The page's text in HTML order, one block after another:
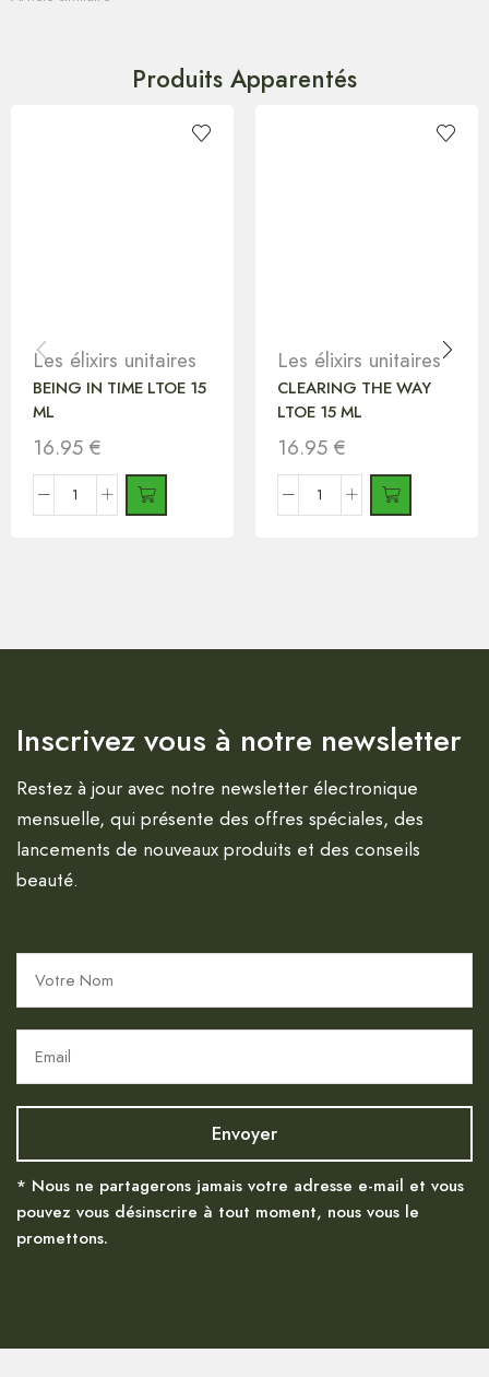
Produits Apparentés
Les élixirs unitaires
BEING IN TIME LTOE 15
ML
16.95 €
Les élixirs unitaires
CLEARING THE WAY
LTOE 15 ML
16.95 €
Inscrivez vous à notre newsletter
Restez à jour avec notre newsletter électronique
mensuelle, qui présente des offres spéciales, des
lancements de nouveaux produits et des conseils
beauté.
* Nous ne partagerons jamais votre adresse e-mail et vous
pouvez vous désinscrire à tout moment, nous vous le
promettons.